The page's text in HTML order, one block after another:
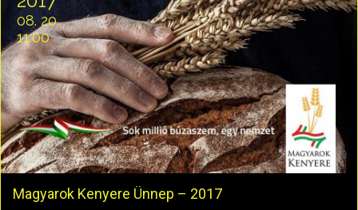
Magyarok Kenyere Ünnep – 2017
08. 20.
11:00